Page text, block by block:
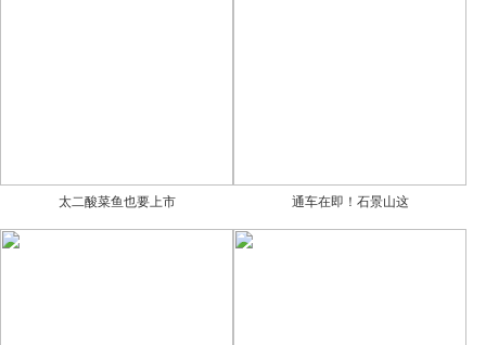
太二酸菜鱼也要上市 通车在即！石景山这